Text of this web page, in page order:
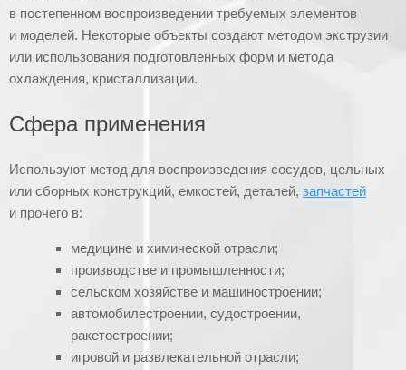
в постепенном воспроизведении требуемых элементов
и моделей. Некоторые объекты создают методом экструзии
или использования подготовленных форм и метода
охлаждения, кристаллизации.
Сфера применения
Используют метод для воспроизведения сосудов, цельных
или сборных конструкций, емкостей, деталей, запчастей
и прочего в:
медицине и химической отрасли;
производстве и промышленности;
сельском хозяйстве и машиностроении;
автомобилестроении, судостроении,
ракетостроении;
игровой и развлекательной отрасли;